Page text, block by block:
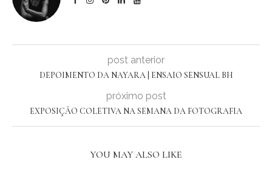
post anterior
DEPOIMENTO DA NAYARA | ENSAIO SENSUAL BH
próximo post
EXPOSIÇÃO COLETIVA NA SEMANA DA FOTOGRAFIA
YOU MAY ALSO LIKE